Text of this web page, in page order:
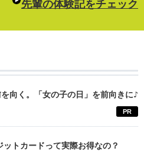
先輩の体験記をチェック
向く。「女の子の日」を前向きに♪
PR
トカードって実際お得なの？